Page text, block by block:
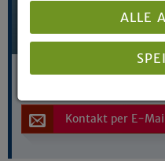
Kontakt per E-
ALLE